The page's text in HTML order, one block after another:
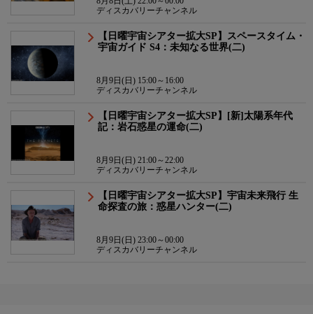
ディスカバリーチャンネル
【日曜宇宙シアター拡大SP】スペースタイム・
宇宙ガイド S4：未知なる世界(二)
8月9日(日) 15:00～16:00
ディスカバリーチャンネル
【日曜宇宙シアター拡大SP】[新]太陽系年代
記：岩石惑星の運命(二)
8月9日(日) 21:00～22:00
ディスカバリーチャンネル
【日曜宇宙シアター拡大SP】宇宙未来飛行 生
命探査の旅：惑星ハンター(二)
8月9日(日) 23:00～00:00
ディスカバリーチャンネル